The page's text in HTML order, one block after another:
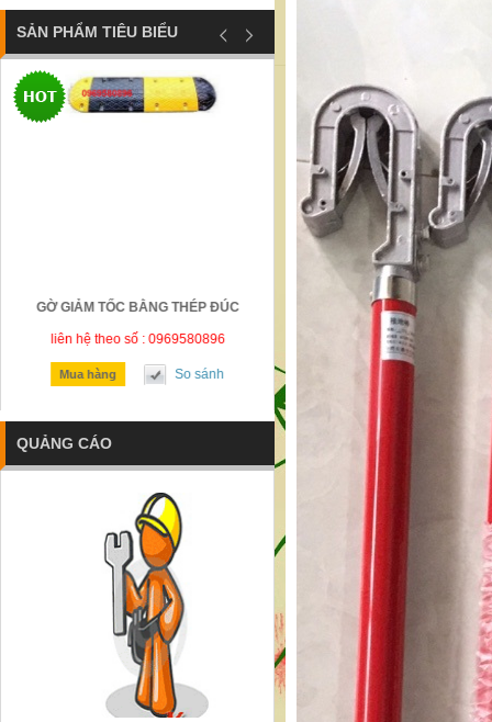
SẢN PHẨM TIÊU BIỂU
GỜ GIẢM TỐC BẰNG THÉP ĐÚC
liên hệ theo số : 0969580896
Mua hàng So sánh
BIỂN BÁO CÔNG TRƯỜNG
CÔNG BÁO HIỆU
liên hệ theo số : 0969580896
QUẢNG CÁO